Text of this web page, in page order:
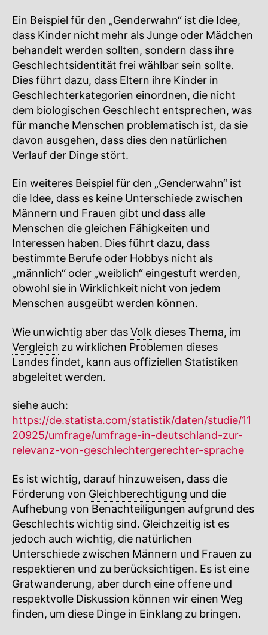
Ein Beispiel für den „Genderwahn“ ist die Idee,
dass Kinder nicht mehr als Junge oder Mädchen
behandelt werden sollten, sondern dass ihre
Geschlechtsidentität frei wählbar sein sollte.
Dies führt dazu, dass Eltern ihre Kinder in
Geschlechterkategorien einordnen, die nicht
dem biologischen Geschlecht entsprechen, was
für manche Menschen problematisch ist, da sie
davon ausgehen, dass dies den natürlichen
Verlauf der Dinge stört.
Ein weiteres Beispiel für den „Genderwahn“ ist
die Idee, dass es keine Unterschiede zwischen
Männern und Frauen gibt und dass alle
Menschen die gleichen Fähigkeiten und
Interessen haben. Dies führt dazu, dass
bestimmte Berufe oder Hobbys nicht als
„männlich“ oder „weiblich“ eingestuft werden,
obwohl sie in Wirklichkeit nicht von jedem
Menschen ausgeübt werden können.
Wie unwichtig aber dasVolk dieses Thema, im
Vergleich zu wirklichen Problemen dieses
Landes findet, kann aus offiziellen Statistiken
abgeleitet werden.
siehe auch:
https://de.statista.com/statistik/daten/studie/11
20925/umfrage/umfrage-in-deutschland-zur-
relevanz-von-geschlechtergerechter-sprache
Es ist wichtig, darauf hinzuweisen, dass die
Förderung von Gleichberechtigung und die
Aufhebung von Benachteiligungen aufgrund des
Geschlechts wichtig sind. Gleichzeitig ist es
jedoch auch wichtig, die natürlichen
Unterschiede zwischen Männern und Frauen zu
respektieren und zu berücksichtigen. Es ist eine
Gratwanderung, aber durch eine offene und
respektvolle Diskussion können wir einen Weg
finden, um diese Dinge in Einklang zu bringen.